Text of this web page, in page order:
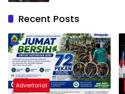
Recent Posts
Advertorial